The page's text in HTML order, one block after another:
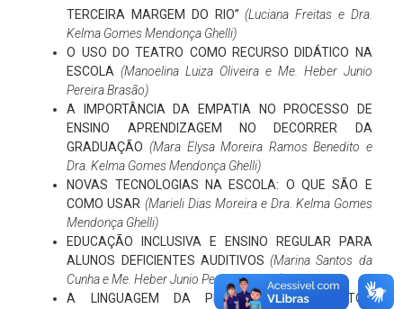
TERCEIRA MARGEM DO RIO”(Luciana Freitas e Dra.
Kelma Gomes Mendonça Ghelli)
O USO DO TEATRO COMO RECURSO DIDÁTICO NA
ESCOLA(Manoelina Luiza Oliveira e Me. Heber Junio
Pereira Brasão)
A IMPORTÂNCIA DA EMPATIA NO PROCESSO DE
ENSINO APRENDIZAGEM NO DECORRER DA
GRADUAÇÃO (Mara Elysa Moreira Ramos Benedito e
Dra. Kelma Gomes Mendonça Ghelli)
NOVAS TECNOLOGIAS NA ESCOLA: O QUE SÃO E
COMO USAR (Marieli Dias Moreira e Dra. Kelma Gomes
Mendonça Ghelli)
EDUCAÇÃO INCLUSIVA E ENSINO REGULAR PARA
ALUNOS DEFICIENTES AUDITIVOS(Marina Santos da
Cunha e Me. Heber Junio Pereira Brasão)
A LINGUAGEM DA PROPAGANDA: ASPECTOS